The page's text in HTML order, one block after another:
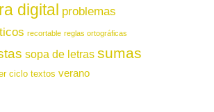
digital problemas
recortable reglas ortográficas
sopa de letras sumas
ciclo textos verano